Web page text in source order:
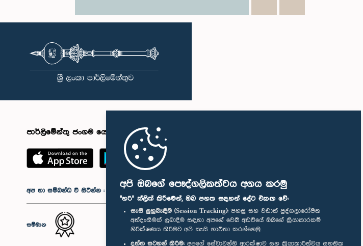
අපි ඔබගේ පෞද්ගලිකත්වය අගය කරමු
"හරි" ක්ලික් කිරීමෙන්, ඔබ පහත සඳහන් දේට එකඟ වේ:
සැසි ලුහුබැඳීම (Session Tracking): පහසු සහ වඩාත් පුද්ගලාරෝපිත
අත්දැකීමක් ලබාදීම සඳහා අපගේ වෙබ් අඩවියේ ඔබගේ ක්‍රියාකාරකම්
නිරීක්ෂණය කිරීමට අපි සැසි භාවිතා කරන්නෙමු.
දත්ත සටහන් කිරීම: අපගේ සේවාවන්හි ආරක්ෂාව සහ ක්‍රියාකාරීත්වය සහතික
පාර්ලිමේන්තු ජංගම යෙදුම
අප හා සම්බන්ධ වී සිටින්න :
සම්මාන